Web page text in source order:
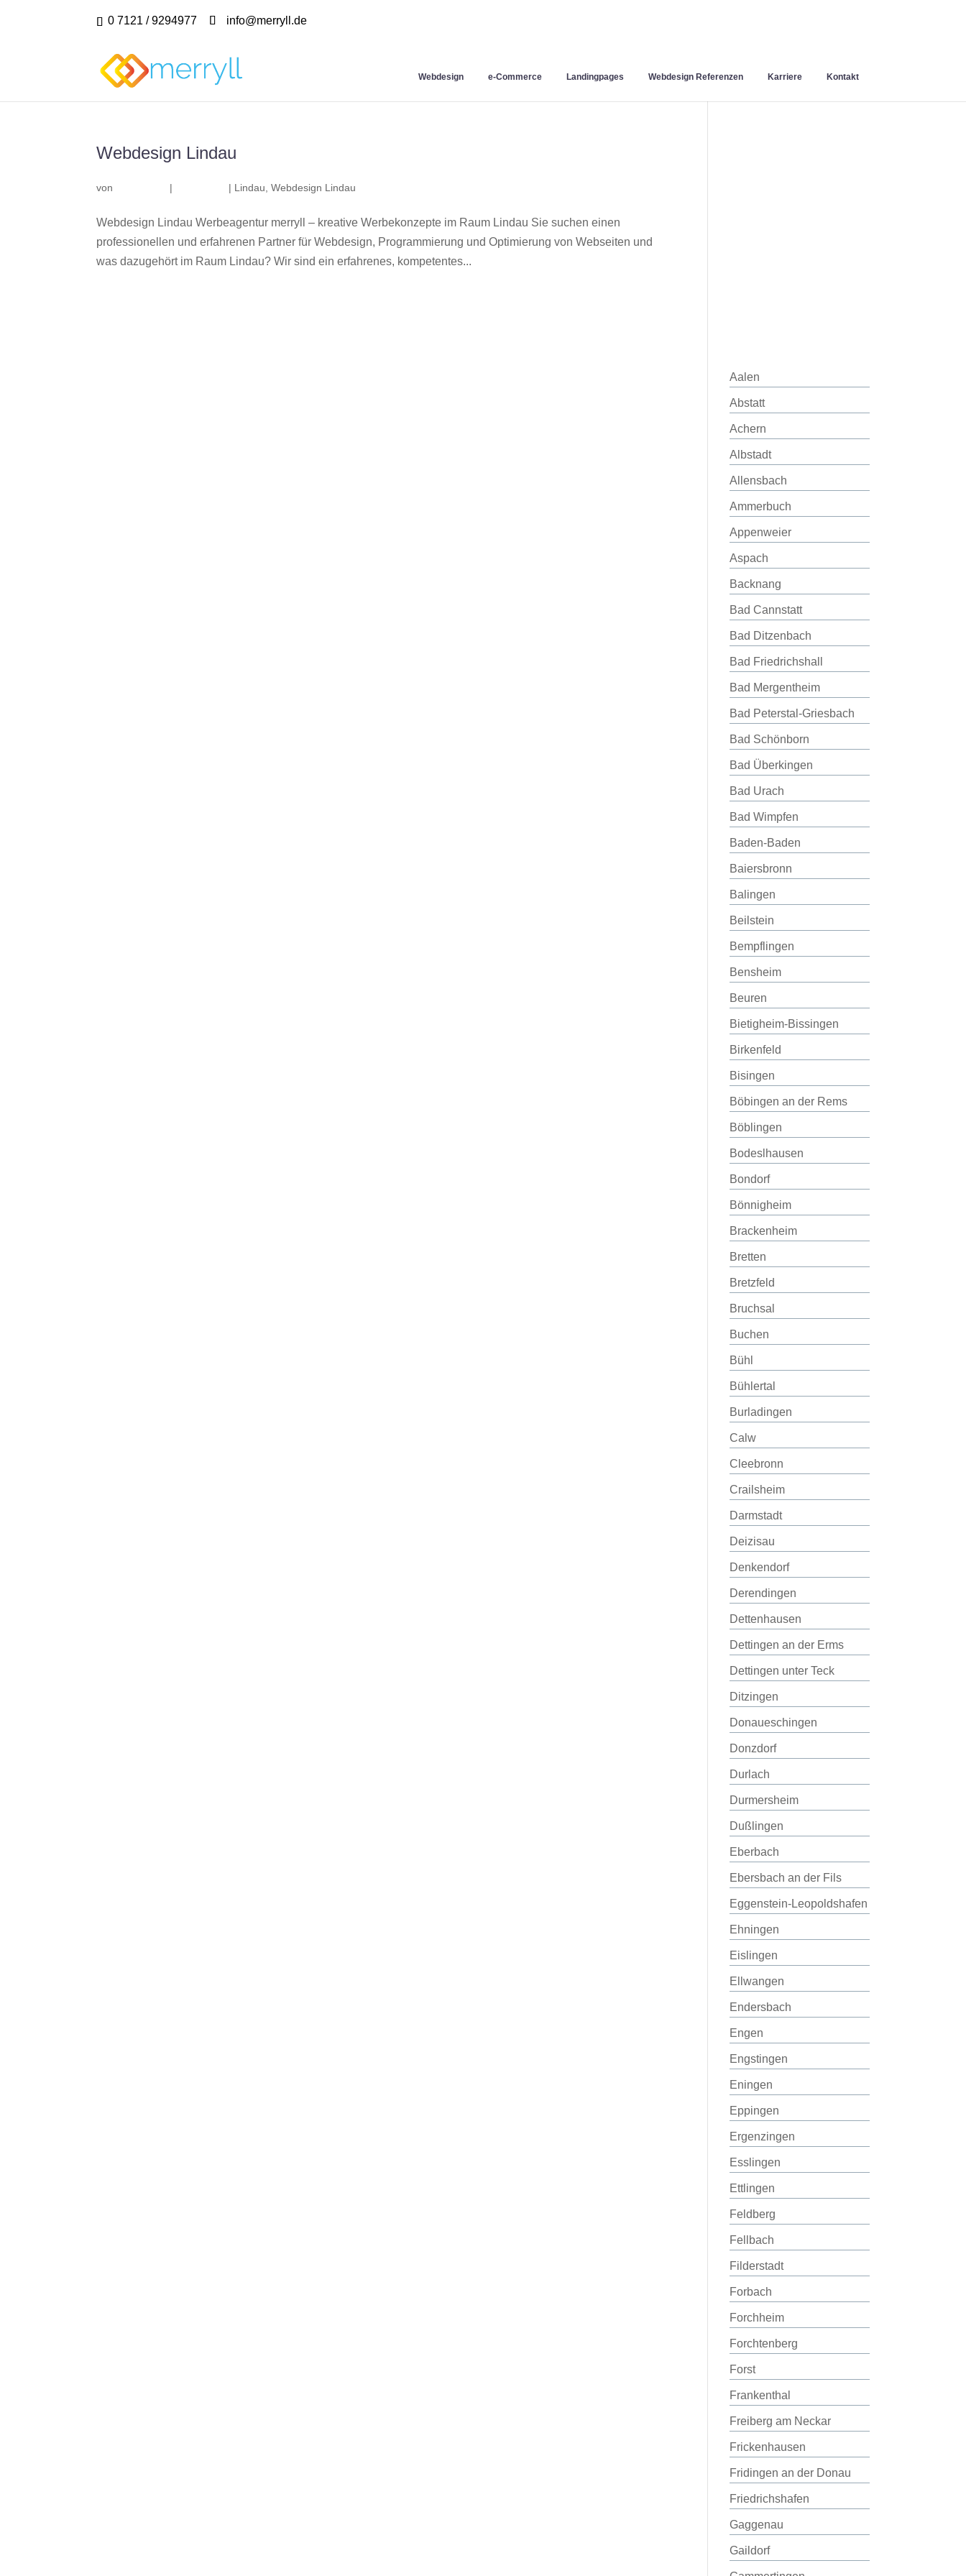
0 7121 / 9294977 info@merryll.de
Webdesign e-Commerce Landingpages Webdesign Referenzen Karriere Kontakt
Webdesign Lindau
von | | Lindau ,Webdesign Lindau
Webdesign Lindau Werbeagentur merryll – kreative Werbekonzepte im Raum Lindau Sie suchen einen
professionellen und erfahrenen Partner für Webdesign, Programmierung und Optimierung von Webseiten und
was dazugehört im Raum Lindau? Wir sind ein erfahrenes, kompetentes...
Aalen
Abstatt
Achern
Albstadt
Allensbach
Ammerbuch
Appenweier
Aspach
Backnang
Bad Cannstatt
Bad Ditzenbach
Bad Friedrichshall
Bad Mergentheim
Bad Peterstal-Griesbach
Bad Schönborn
Bad Überkingen
Bad Urach
Bad Wimpfen
Baden-Baden
Baiersbronn
Balingen
Beilstein
Bempflingen
Bensheim
Beuren
Bietigheim-Bissingen
Birkenfeld
Bisingen
Böbingen an der Rems
Böblingen
Bodeslhausen
Bondorf
Bönnigheim
Brackenheim
Bretten
Bretzfeld
Bruchsal
Buchen
Bühl
Bühlertal
Burladingen
Calw
Cleebronn
Crailsheim
Darmstadt
Deizisau
Denkendorf
Derendingen
Dettenhausen
Dettingen an der Erms
Dettingen unter Teck
Ditzingen
Donaueschingen
Donzdorf
Durlach
Durmersheim
Dußlingen
Eberbach
Ebersbach an der Fils
Eggenstein-Leopoldshafen
Ehningen
Eislingen
Ellwangen
Endersbach
Engen
Engstingen
Eningen
Eppingen
Ergenzingen
Esslingen
Ettlingen
Feldberg
Fellbach
Filderstadt
Forbach
Forchheim
Forchtenberg
Forst
Frankenthal
Freiberg am Neckar
Frickenhausen
Fridingen an der Donau
Friedrichshafen
Gaggenau
Gaildorf